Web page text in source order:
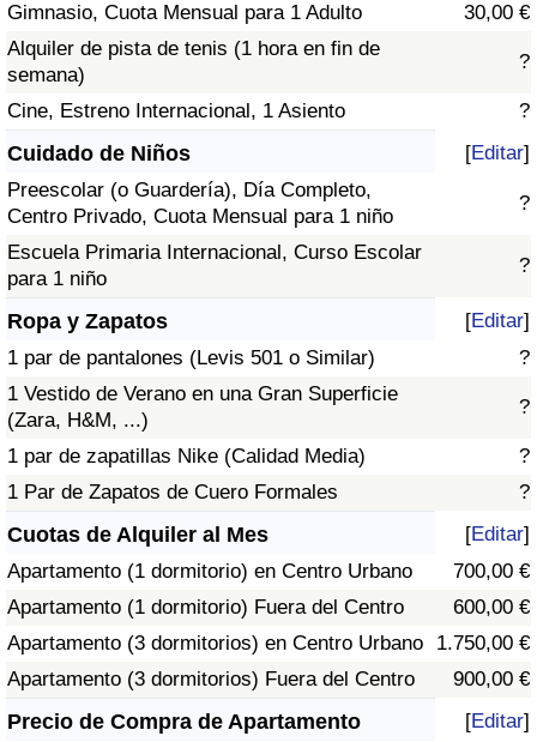
Gimnasio, Cuota Mensual para 1 Adulto
30,00 €
Alquiler de pista de tenis (1 hora en fin de
semana)
?
Cine, Estreno Internacional, 1 Asiento ?
Cuidado de Niños [Editar]
Preescolar (o Guardería), Día Completo,
Centro Privado, Cuota Mensual para 1 niño
?
Escuela Primaria Internacional, Curso Escolar
para 1 niño
?
Ropa y Zapatos [Editar]
1 par de pantalones (Levis 501 o Similar)
?
1 Vestido de Verano en una Gran Superficie
(Zara, H&M, ...)
?
1 par de zapatillas Nike (Calidad Media)
?
1 Par de Zapatos de Cuero Formales
?
Cuotas de Alquiler al Mes [Editar]
Apartamento (1 dormitorio) en Centro Urbano
700,00 €
Apartamento (1 dormitorio) Fuera del Centro
600,00 €
Apartamento (3 dormitorios) en Centro Urbano
1.750,00 €
Apartamento (3 dormitorios) Fuera del Centro
900,00 €
Precio de Compra de Apartamento [Editar]